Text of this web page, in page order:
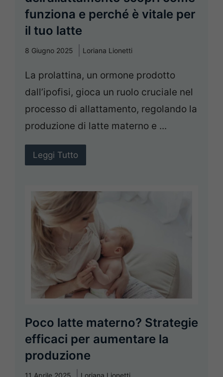
funziona e perché è vitale per
il tuo latte
8 Giugno 2025 Loriana Lionetti
La prolattina, un ormone prodotto
dall’ipofisi, gioca un ruolo cruciale nel
processo di allattamento, regolando la
produzione di latte materno e ...
Leggi Tutto
Poco latte materno? Strategie
efficaci per aumentare la
produzione